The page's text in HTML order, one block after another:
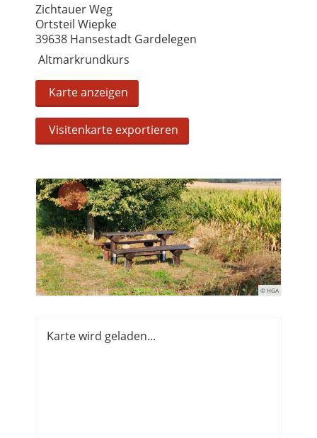
Zichtauer Weg
Ortsteil Wiepke
39638 Hansestadt Gardelegen
Altmarkrundkurs
Karte anzeigen
Visitenkarte exportieren
© HGA
Karte wird geladen...